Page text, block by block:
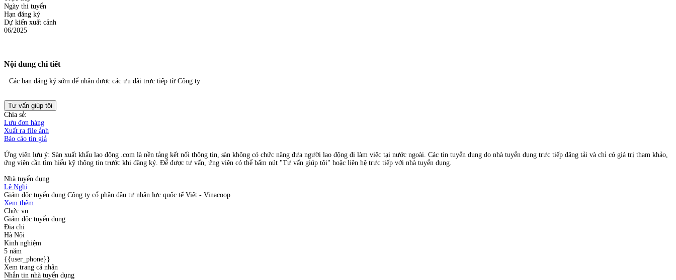
Ngày thi tuyển
Hạn đăng ký
Dự kiến xuất cảnh
06/2025
Nội dung chi tiết
Các bạn đăng ký sớm để nhận được các ưu đãi trực tiếp từ Công ty
Tư vấn giúp tôi
Chia sẻ:
Lưu đơn hàng
Xuất ra file ảnh
Báo cáo tin giả
Ứng viên lưu ý: Sàn xuất khẩu lao động .com là nền tảng kết nối thông tin, sàn không có chức năng đưa người lao động đi làm việc tại nước ngoài. Các tin tuyển dụng do nhà tuyển dụng trực tiếp đăng tải và chỉ có giá trị tham khảo,
ứng viên cần tìm hiểu kỹ thông tin trước khi đăng ký. Để được tư vấn, ứng viên có thể bấm nút "Tư vấn giúp tôi" hoặc liên hệ trực tiếp với nhà tuyển dụng.
Nhà tuyển dụng
Lê Nghị
Giám đốc tuyển dụng Công ty cổ phần đầu tư nhân lực quốc tế Việt - Vinacoop
Xem thêm
Chức vụ
Giám đốc tuyển dụng
Địa chỉ
Hà Nội
Kinh nghiệm
5 năm
{{user_phone}}
Xem trang cá nhân
Nhắn tin nhà tuyển dụng